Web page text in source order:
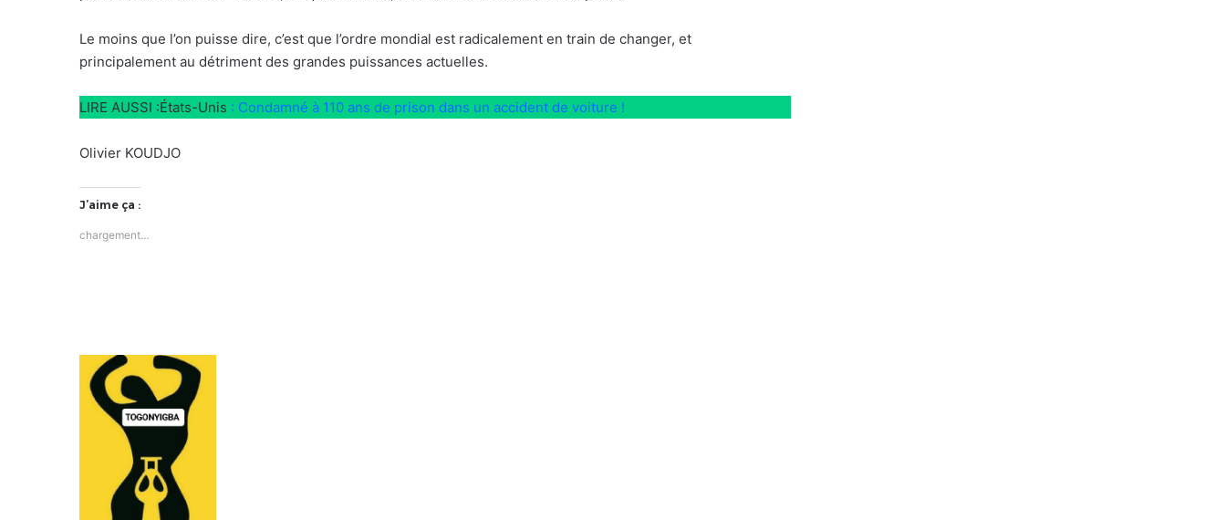
Le moins que l’on puisse dire, c’est que l’ordre mondial est radicalement en train de changer, et
principalement au détriment des grandes puissances actuelles.
LIRE AUSSI :États-Unis : Condamné à 110 ans de prison dans un accident de voiture !
Olivier KOUDJO
J’aime ça :
chargement…